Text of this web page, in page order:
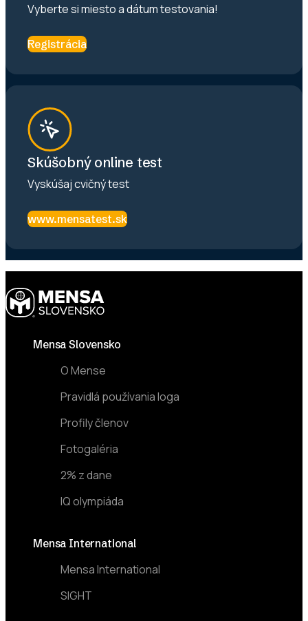
Vyberte si miesto a dátum testovania!
Registrácia
Skúšobný online test
Vyskúšaj cvičný test
www.mensatest.sk
FooterMensa Slovensko
O Mense
Pravidlá používania loga
Profily členov
Fotogaléria
2% z dane
IQ olympiáda
Mensa International
Mensa International
SIGHT